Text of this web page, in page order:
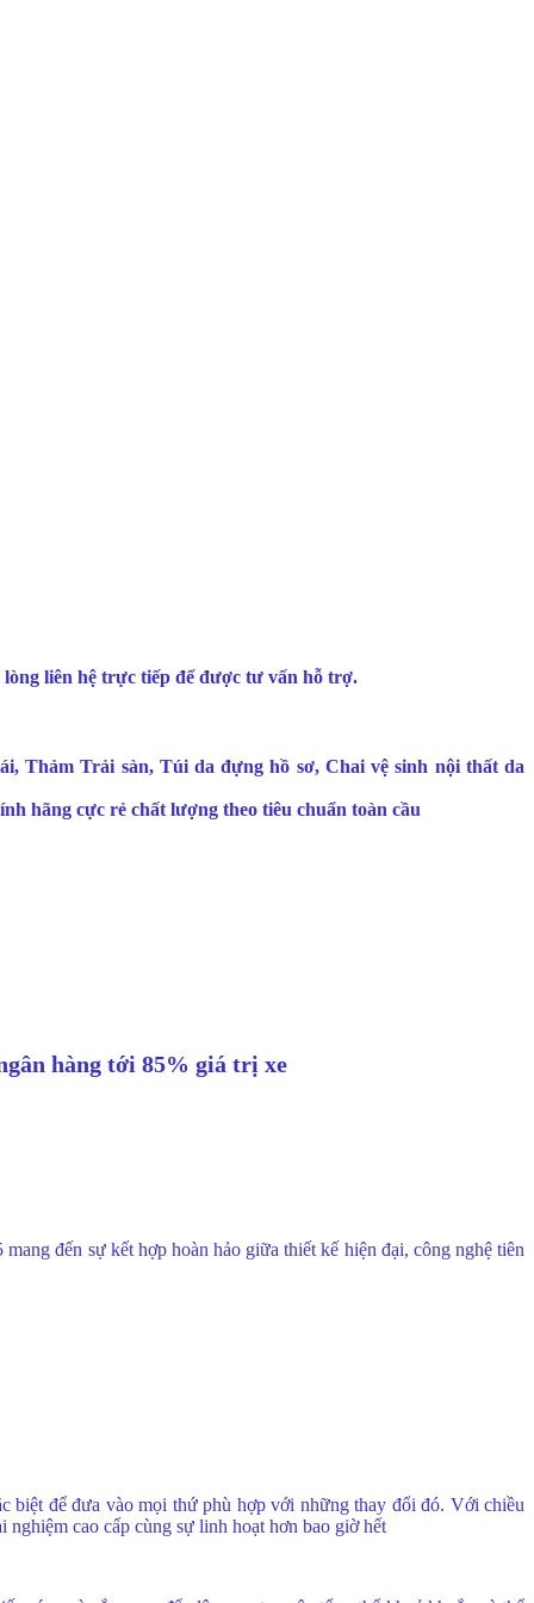
liên hệ trực tiếp để được tư vấn hỗ trợ.
Thảm Trải sàn, Túi da đựng hồ sơ, Chai vệ sinh nội thất da
hãng cực rẻ chất lượng theo tiêu chuẩn toàn cầu
hàng tới 85% giá trị xe
đến sự kết hợp hoàn hảo giữa thiết kế hiện đại, công nghệ tiên
biệt để đưa vào mọi thứ phù hợp với những thay đổi đó. Với chiều
cao cấp cùng sự linh hoạt hơn bao giờ hết